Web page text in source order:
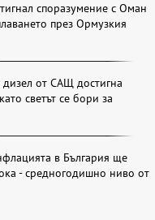
споразумение с Оман
през Ормузкия
дизел от САЩ достигна
светът се бори за
в България ще
- средногодишно ниво от